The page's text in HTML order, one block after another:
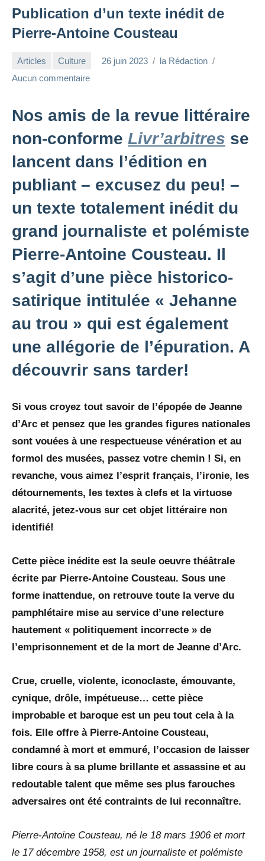
Publication d’un texte inédit de
Pierre-Antoine Cousteau
Articles Culture 26 juin 2023
la Rédaction
Aucun commentaire
Nos amis de la revue littéraire
non-conforme Livr’arbitres se
lancent dans l’édition en
publiant – excusez du peu! –
un texte totalement inédit du
grand journaliste et polémiste
Pierre-Antoine Cousteau. Il
s’agit d’une pièce historico-
satirique intitulée « Jehanne
au trou » qui est également
une allégorie de l’épuration. A
découvrir sans tarder!
Si vous croyez tout savoir de l’épopée de Jeanne
d’Arc et pensez que les grandes figures nationales
sont vouées à une respectueuse vénération et au
formol des musées, passez votre chemin ! Si, en
revanche, vous aimez l’esprit français, l’ironie, les
détournements, les textes à clefs et la virtuose
alacrité, jetez-vous sur cet objet littéraire non
identifié!
Cette pièce inédite est la seule oeuvre théâtrale
écrite par Pierre-Antoine Cousteau. Sous une
forme inattendue, on retrouve toute la verve du
pamphlétaire mise au service d’une relecture
hautement « politiquement incorrecte » de
l’emprisonnement et de la mort de Jeanne d’Arc.
Crue, cruelle, violente, iconoclaste, émouvante,
cynique, drôle, impétueuse… cette pièce
improbable et baroque est un peu tout cela à la
fois. Elle offre à Pierre-Antoine Cousteau,
condamné à mort et emmuré, l’occasion de laisser
libre cours à sa plume brillante et assassine et au
redoutable talent que même ses plus farouches
adversaires ont été contraints de lui reconnaître.
Pierre-Antoine Cousteau, né le 18 mars 1906 et mort
le 17 décembre 1958, est un journaliste et polémiste